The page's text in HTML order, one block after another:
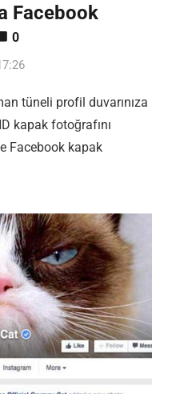
Facebook
0
tüneli profil duvarınıza
kapak fotoğrafını
Facebook kapak